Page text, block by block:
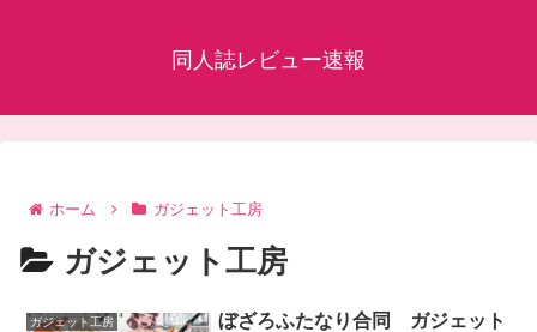
同人誌レビュー速報
ホーム ガジェット工房
ガジェット工房
ガジェット工房
ぼざろふたなり合同 ガジェット